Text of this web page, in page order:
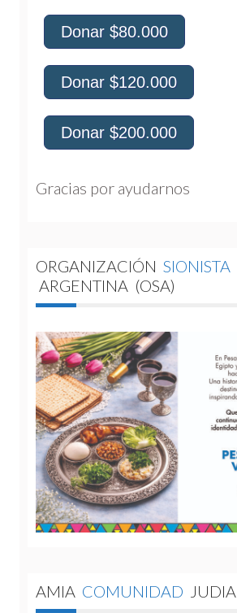
Donar $80.000
Donar $120.000
Donar $200.000
Gracias por ayudarnos
ORGANIZACIÓN SIONISTA
ARGENTINA (OSA)
AMIA COMUNIDAD JUDIA